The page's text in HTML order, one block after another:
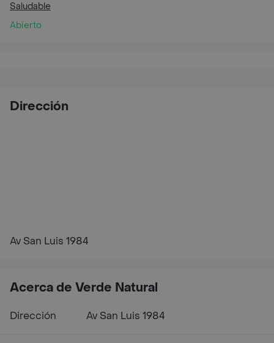
Saludable
Abierto
Dirección
Av San Luis 1984
Acerca de Verde Natural
Dirección Av San Luis 1984